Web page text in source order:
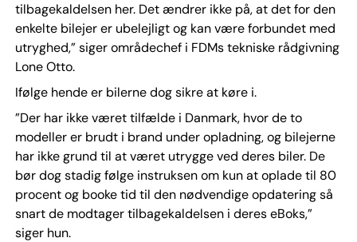
tilbagekaldelsen her. Det ændrer ikke på, at det for den
enkelte bilejer er ubelejligt og kan være forbundet med
utryghed,” siger områdechef i FDMs tekniske rådgivning
Lone Otto.
Ifølge hende er bilerne dog sikre at køre i.
”Der har ikke været tilfælde i Danmark, hvor de to
modeller er brudt i brand under opladning, og bilejerne
har ikke grund til at været utrygge ved deres biler. De
bør dog stadig følge instruksen om kun at oplade til 80
procent og booke tid til den nødvendige opdatering så
snart de modtager tilbagekaldelsen i deres eBoks,”
siger hun.